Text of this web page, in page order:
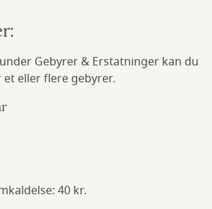
Gebyrer & Erstatninger kan du
eller flere gebyrer.
40 kr.